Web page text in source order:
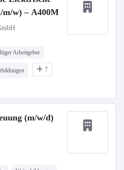
m/w) – A400M
Arbeitgeber
7
(m/w/d)